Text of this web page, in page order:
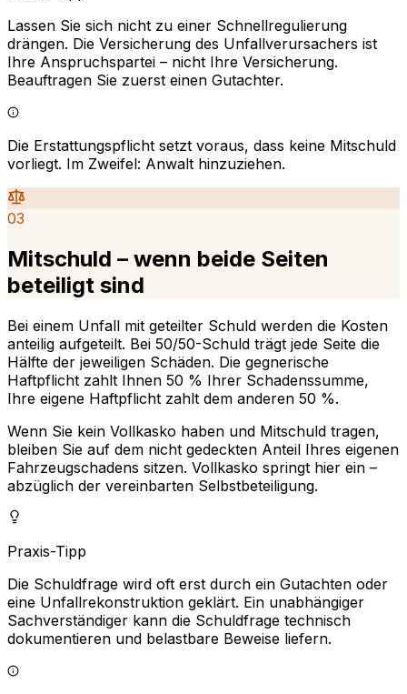
Lassen Sie sich nicht zu einer Schnellregulierung
drängen. Die Versicherung des Unfallverursachers ist
Ihre Anspruchspartei – nicht Ihre Versicherung.
Beauftragen Sie zuerst einen Gutachter.
Die Erstattungspflicht setzt voraus, dass keine Mitschuld
vorliegt. Im Zweifel: Anwalt hinzuziehen.
03
Mitschuld – wenn beide Seiten
beteiligt sind
Bei einem Unfall mit geteilter Schuld werden die Kosten
anteilig aufgeteilt. Bei 50/50-Schuld trägt jede Seite die
Hälfte der jeweiligen Schäden. Die gegnerische
Haftpflicht zahlt Ihnen 50 % Ihrer Schadenssumme,
Ihre eigene Haftpflicht zahlt dem anderen 50 %.
Wenn Sie kein Vollkasko haben und Mitschuld tragen,
bleiben Sie auf dem nicht gedeckten Anteil Ihres eigenen
Fahrzeugschadens sitzen. Vollkasko springt hier ein –
abzüglich der vereinbarten Selbstbeteiligung.
Praxis-Tipp
Die Schuldfrage wird oft erst durch ein Gutachten oder
eine Unfallrekonstruktion geklärt. Ein unabhängiger
Sachverständiger kann die Schuldfrage technisch
dokumentieren und belastbare Beweise liefern.